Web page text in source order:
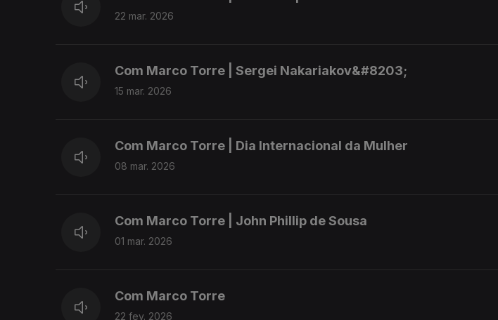
22 mar. 2026
Com Marco Torre | Sergei Nakariakov&#8203;
15 mar. 2026
Com Marco Torre | Dia Internacional da Mulher
08 mar. 2026
Com Marco Torre | John Phillip de Sousa
01 mar. 2026
Com Marco Torre
22 fev. 2026